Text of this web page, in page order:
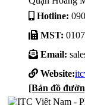
Hotline:
MST:
Email:
Website:
[Bản đồ